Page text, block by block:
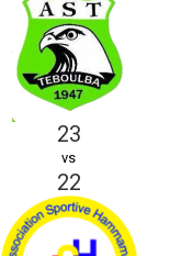
23
vs
22